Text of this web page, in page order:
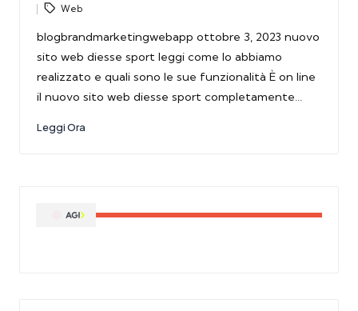
in
Web
blogbrandmarketingwebapp ottobre 3, 2023 nuovo
sito web diesse sport leggi come lo abbiamo
realizzato e quali sono le sue funzionalità È on line
il nuovo sito web diesse sport completamente…
Leggi Ora